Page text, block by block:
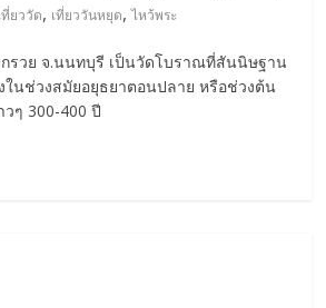
ที่ยววัด, เที่ยววันหยุด,ไหว้พระ
กรวย จ.นนทบุรี เป็นวัดโบราณที่สันนิษฐาน
ในช่วงสมัยอยุธยาตอนปลาย หรือช่วงต้น
ๆ 300-400 ปี